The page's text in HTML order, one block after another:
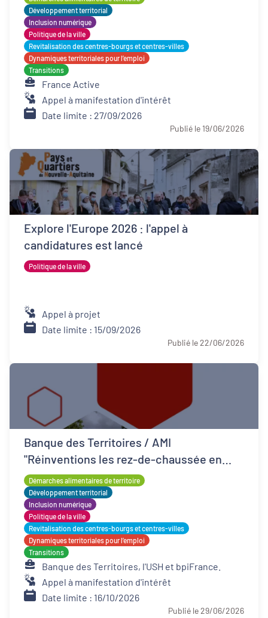
Développement territorial
Inclusion numérique
Politique de la ville
Revitalisation des centres-bourgs et centres-villes
Dynamiques territoriales pour l’emploi
Transitions
France Active
Appel à manifestation d'intérêt
Date limite : 27/09/2026
Publié le 19/06/2026
Explore l'Europe 2026 : l'appel à
candidatures est lancé
Politique de la ville
Appel à projet
Date limite : 15/09/2026
Publié le 22/06/2026
Banque des Territoires / AMI
"Réinventions les rez-de-chaussée en
QPV"
Démarches alimentaires de territoire
Développement territorial
Inclusion numérique
Politique de la ville
Revitalisation des centres-bourgs et centres-villes
Dynamiques territoriales pour l’emploi
Transitions
Banque des Territoires, l'USH et bpiFrance.
Appel à manifestation d'intérêt
Date limite : 16/10/2026
Publié le 29/06/2026